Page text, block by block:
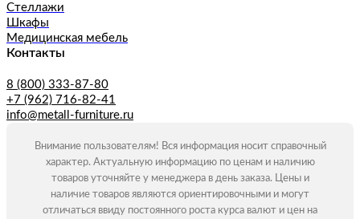
Стеллажи
Шкафы
Медицинская мебель
Контакты
8 (800) 333-87-80
+7 (962) 716-82-41
info@metall-furniture.ru
Внимание пользователям! Вся информация носит справочный
характер. Актуальную информацию по ценам и наличию
товаров уточняйте у менеджера в день заказа. Цены и
наличие товаров являются ориентировочными и могут
отличаться ввиду постоянного роста курса валют и цен на